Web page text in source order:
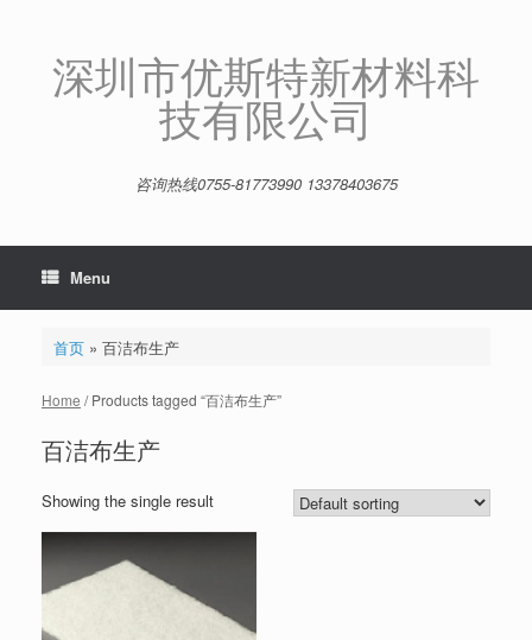
深圳市优斯特新材料科
技有限公司
咨询热线0755-81773990 13378403675
Menu
首页» 百洁布生产
Home / Products tagged “百洁布生产”
百洁布生产
Showing the single result